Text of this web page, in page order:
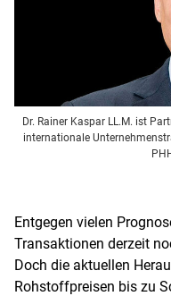
Dr. Rainer Kaspar LL.M. ist
internationale
Entgegen vielen
Transaktionen derzeit
Doch die aktuellen
Rohstoffpreisen bis zu